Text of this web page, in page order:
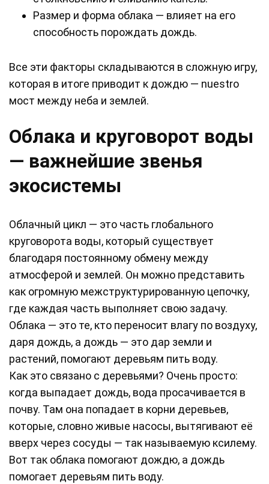
Размер и форма облака — влияет на его
способность порождать дождь.
Все эти факторы складываются в сложную игру,
которая в итоге приводит к дождю — nuestro
мост между неба и землей.
Облака и круговорот воды
— важнейшие звенья
экосистемы
Облачный цикл — это часть глобального
круговорота воды, который существует
благодаря постоянному обмену между
атмосферой и землей. Он можно представить
как огромную межструктурированную цепочку,
где каждая часть выполняет свою задачу.
Облака — это те, кто переносит влагу по воздуху,
даря дождь, а дождь — это дар земли и
растений, помогают деревьям пить воду.
Как это связано с деревьями? Очень просто:
когда выпадает дождь, вода просачивается в
почву. Там она попадает в корни деревьев,
которые, словно живые насосы, вытягивают её
вверх через сосуды — так называемую ксилему.
Вот так облака помогают дождю, а дождь
помогает деревьям пить воду.